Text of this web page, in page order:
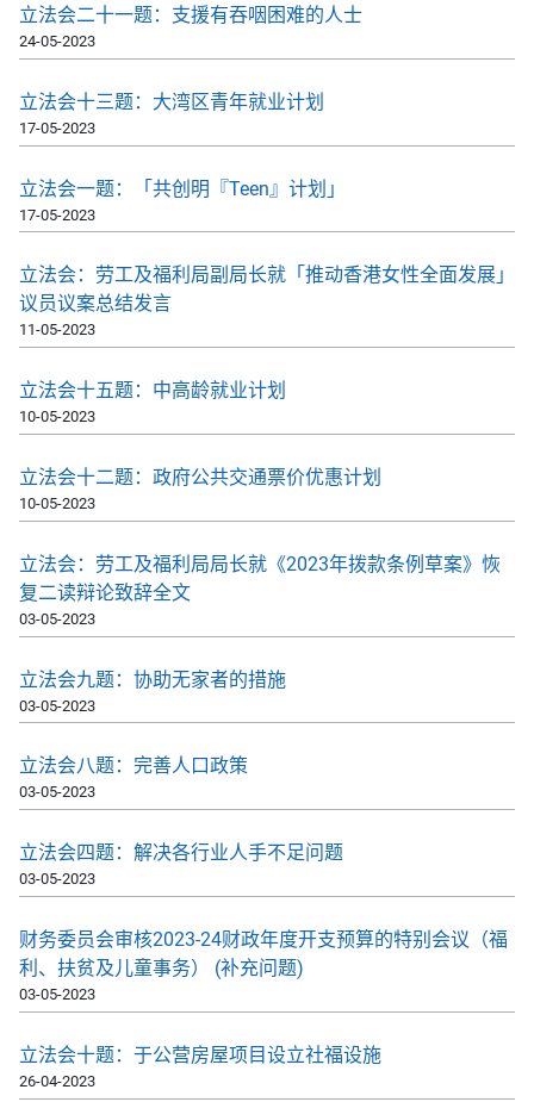
立法会二十一题：支援有吞咽困难的人士
24-05-2023
立法会十三题：大湾区青年就业计划
17-05-2023
立法会一题：「共创明『Teen』计划」
17-05-2023
立法会：劳工及福利局副局长就「推动香港女性全面发展」
议员议案总结发言
11-05-2023
立法会十五题：中高龄就业计划
10-05-2023
立法会十二题：政府公共交通票价优惠计划
10-05-2023
立法会：劳工及福利局局长就《2023年拨款条例草案》恢
复二读辩论致辞全文
03-05-2023
立法会九题：协助无家者的措施
03-05-2023
立法会八题：完善人口政策
03-05-2023
立法会四题：解决各行业人手不足问题
03-05-2023
财务委员会审核2023-24财政年度开支预算的特别会议（福
利、扶贫及儿童事务） (补充问题)
03-05-2023
立法会十题：于公营房屋项目设立社福设施
26-04-2023